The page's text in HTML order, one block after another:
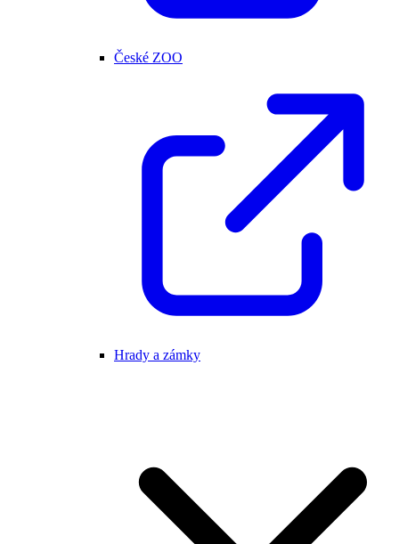
České ZOO
Hrady a zámky